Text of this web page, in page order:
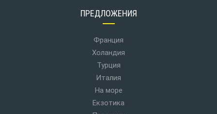
ПРЕДЛОЖЕНИЯ
Франция
Холандия
Турция
Италия
На море
Екзотика